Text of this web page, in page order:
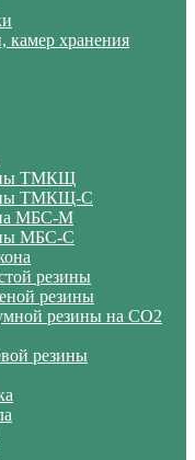
камер хранения
ТМКЩ
ТМКЩ-С
МБС-М
МБС-С
резины
резины
резины на CO2
резины